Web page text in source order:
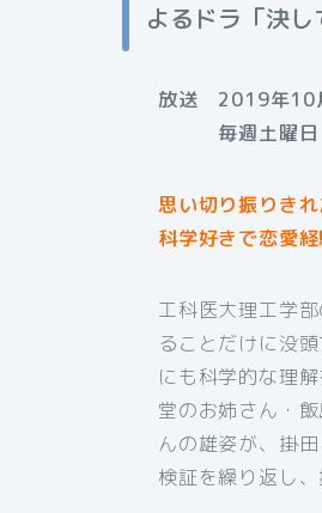
よるドラ「決し
放送 2019年10
毎週土曜日 午
思い切り振りき
科学好きで恋愛
工科医大理工学
ることだけに没
にも科学的な理
堂のお姉さん・
んの雄姿が、掛
検証を繰り返し